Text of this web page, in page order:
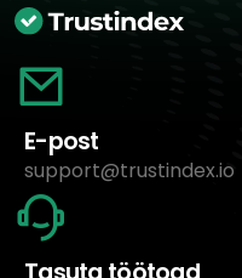
E-post
support@trustindex.io